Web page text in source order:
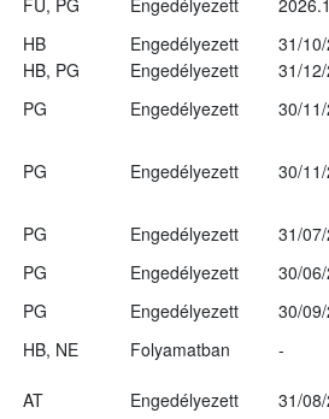
FU, PG Engedélyezett
HB Engedélyezett
31/
HB, PG Engedélyezett
31/
PG Engedélyezett
30/
PG Engedélyezett 30/
PG Engedélyezett
31/
PG Engedélyezett
30/
PG Engedélyezett
30/
HB, NE Folyamatban
-
AT Engedélyezett 31/